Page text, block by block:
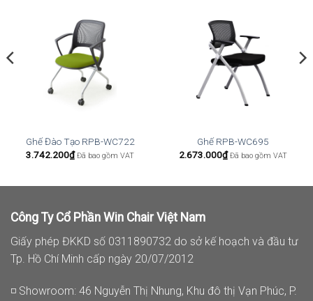
Ghế Đào Tạo RPB-WC722
3.742.200₫ Đã bao gồm VAT
Ghế RPB-WC695
2.673.000₫ Đã bao gồm VAT
Công Ty Cổ Phần Win Chair Việt Nam
Giấy phép ĐKKD số 0311890732 do sở kế hoạch và đầu tư
Tp. Hồ Chí Minh cấp ngày 20/07/2012
◽ Showroom: 46 Nguyễn Thị Nhung, Khu đô thị Vạn Phúc, P.